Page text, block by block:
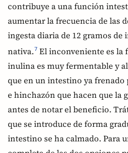
contribuye a una función
aumentar la frecuencia de las
ingesta diaria de 12 gramos
nativa.7 El inconveniente es la
inulina es muy fermentable y
que en un intestino ya frenado
e hinchazón que hacen que la
antes de notar el beneficio.
que se introduce de forma
intestino se ha calmado. Para